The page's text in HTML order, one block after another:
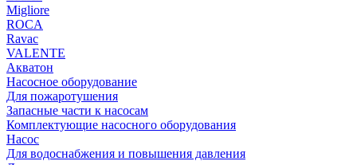
Migliore
ROCA
Rаvac
VALENTE
Акватон
Насосное оборудование
Для пожаротушения
Запасные части к насосам
Комплектующие насосного оборудования
Насос
Для водоснабжения и повышения давления